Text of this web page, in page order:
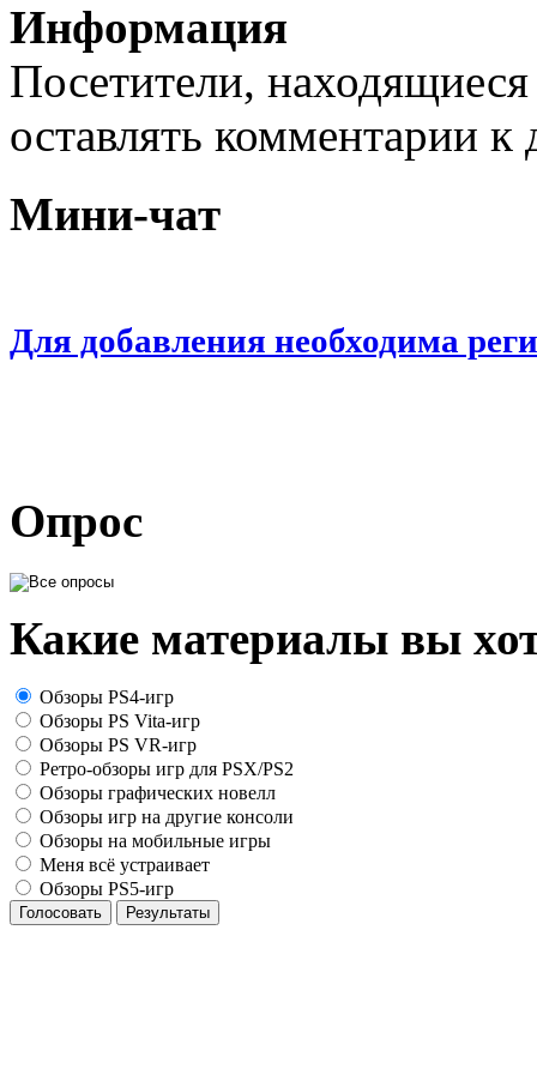
Информация
Посетители,
оставлять комментарии
Мини-чат
Для добавления необходима
Опрос
Какие материалы вы
Обзоры PS4-игр
Обзоры PS Vita-игр
Обзоры PS VR-игр
Ретро-обзоры игр для PSX/PS2
Обзоры графических новелл
Обзоры игр на другие консоли
Обзоры на мобильные игры
Меня всё устраивает
Обзоры PS5-игр
Голосовать Результаты